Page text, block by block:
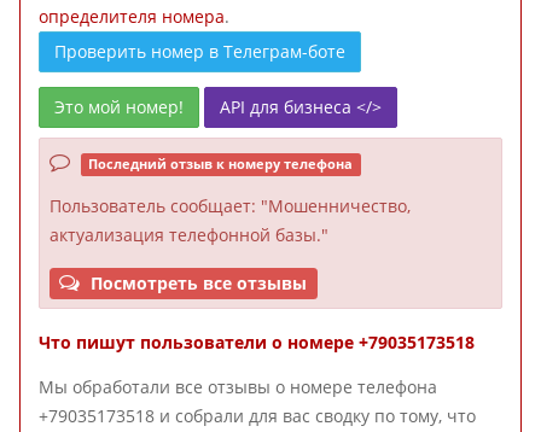
определителя номера.
Проверить номер в Телеграм-боте
Это мой номер! API для бизнеса </>
Последний отзыв к номеру телефона
Пользователь сообщает: "Мошенничество,
актуализация телефонной базы."
Посмотреть все отзывы
Что пишут пользователи о номере +79035173518
Мы обработали все отзывы о номере телефона
+79035173518 и собрали для вас сводку по тому, что